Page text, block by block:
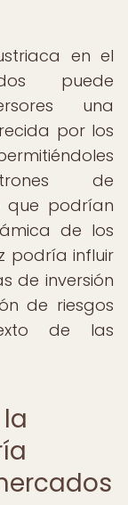
en el
puede
una
por los
de
que podrían
de los
podría influir
de inversión
de riesgos
de las